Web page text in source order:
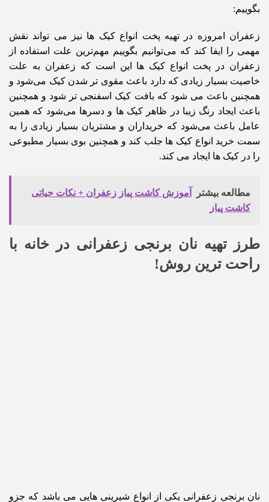
بگوییم:
زعفران امروزه در تهیه پخت انواع کیک ها نیز می تواند نقش
مهمی را ایفا کند که می‌توانیم بگوییم مهم‌ترین علت استفاده از
زعفران در پخت انواع کیک ها این است که زعفران به علت
خاصیت بسیار زیادی که دارد باعث مقوی تر شدن کیک می‌شود و
همچنین باعث می شود که بافت کیک اسفنجی تر شود و همچنین
باعث ایجاد رنگ زیبا در ظاهر کیک ها و دسرها می‌شود که همین
عامل باعث می‌شود که خریداران و مشتریان بسیار زیادی را به
سمت خرید انواع کیک ها جلب کند و همچنین بوی بسیار مطبوعی
را در کیک ها ایجاد می کند.
مطالعه بیشتر
آموزش کاشت پیاز زعفران + نکات حیاتی
کاشت پیاز
طرز تهیه نان برنجی زعفرانی در خانه با
راحت ترین روش!
نان برنجی زعفرانی یکی از انواع شیرینی هایی می باشد که جزو